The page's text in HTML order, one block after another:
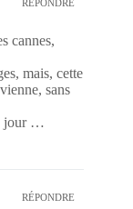
RÉPONDRE
cannes,
mais, cette
sans
jour …
RÉPONDRE